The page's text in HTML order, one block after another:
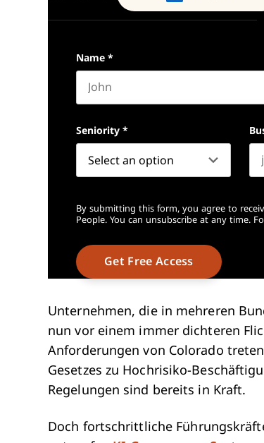
Name *
Seniority *
By submitting this form, you agree to
People. You can unsubscribe at any time.
Unternehmen, die in mehreren
nun vor einem immer dichteren
Anforderungen von Colorado
Gesetzes zu Hochrisiko-
Regelungen sind bereits in Kraft.
Doch fortschrittliche